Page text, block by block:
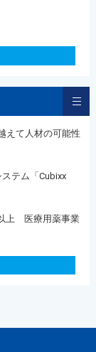
えて人材の可能性
テム「Cubixx
上 医療用薬事業